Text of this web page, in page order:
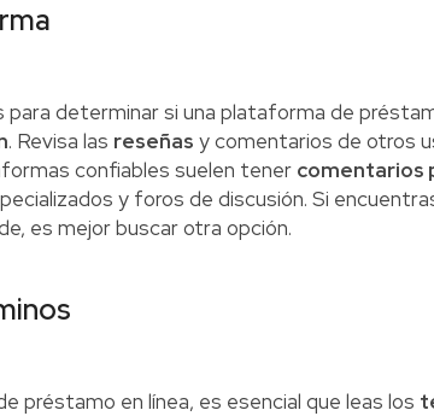
determinar si una plataforma de
. Revisa las reseñas y comentarios de otros
confiables suelen tener comentarios
y foros de discusión. Si
es mejor buscar otra opción.
préstamo en línea, es esencial que leas los